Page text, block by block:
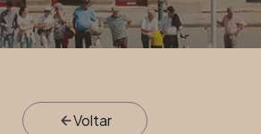
Voltar